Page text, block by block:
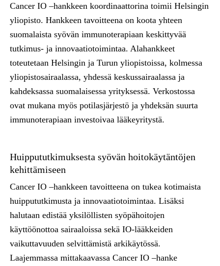
Cancer IO –hankkeen koordinaattorina toimii Helsingin
yliopisto. Hankkeen tavoitteena on koota yhteen
suomalaista syövän immunoterapiaan keskittyvää
tutkimus- ja innovaatiotoimintaa. Alahankkeet
toteutetaan Helsingin ja Turun yliopistoissa, kolmessa
yliopistosairaalassa, yhdessä keskussairaalassa ja
kahdeksassa suomalaisessa yrityksessä. Verkostossa
ovat mukana myös potilasjärjestö ja yhdeksän suurta
immunoterapiaan investoivaa lääkeyritystä.
Huippututkimuksesta syövän hoitokäytäntöjen
kehittämiseen
Cancer IO –hankkeen tavoitteena on tukea kotimaista
huippututkimusta ja innovaatiotoimintaa. Lisäksi
halutaan edistää yksilöllisten syöpähoitojen
käyttöönottoa sairaaloissa sekä IO-lääkkeiden
vaikuttavuuden selvittämistä arkikäytössä.
Laajemmassa mittakaavassa Cancer IO –hanke